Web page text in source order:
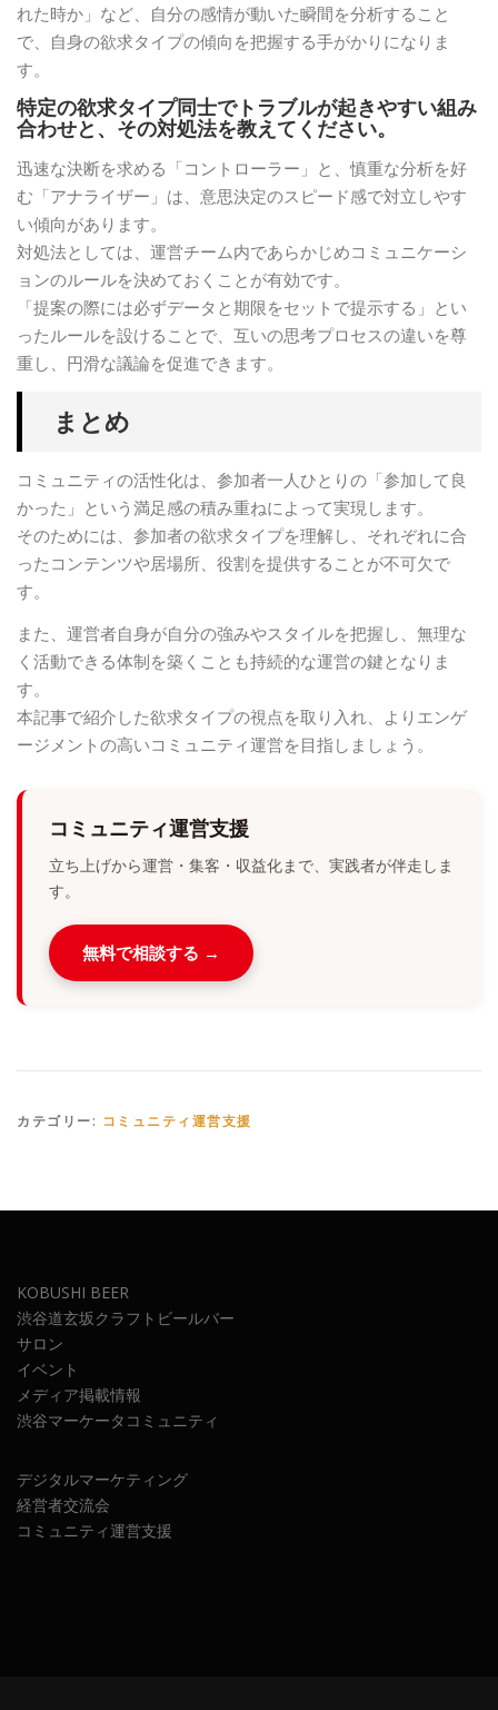
れた時か」など、自分の感情が動いた瞬間を分析すること
で、自身の欲求タイプの傾向を把握する手がかりになりま
す。
特定の欲求タイプ同士でトラブルが起きやすい組み
合わせと、その対処法を教えてください。
迅速な決断を求める「コントローラー」と、慎重な分析を好
む「アナライザー」は、意思決定のスピード感で対立しやす
い傾向があります。
対処法としては、運営チーム内であらかじめコミュニケーシ
ョンのルールを決めておくことが有効です。
「提案の際には必ずデータと期限をセットで提示する」とい
ったルールを設けることで、互いの思考プロセスの違いを尊
重し、円滑な議論を促進できます。
まとめ
コミュニティの活性化は、参加者一人ひとりの「参加して良
かった」という満足感の積み重ねによって実現します。
そのためには、参加者の欲求タイプを理解し、それぞれに合
ったコンテンツや居場所、役割を提供することが不可欠で
す。
また、運営者自身が自分の強みやスタイルを把握し、無理な
く活動できる体制を築くことも持続的な運営の鍵となりま
す。
本記事で紹介した欲求タイプの視点を取り入れ、よりエンゲ
ージメントの高いコミュニティ運営を目指しましょう。
コミュニティ運営支援
立ち上げから運営・集客・収益化まで、実践者が伴走しま
す。
無料で相談する →
カテゴリー: コミュニティ運営支援
KOBUSHI BEER
渋谷道玄坂クラフトビールバー
サロン
イベント
メディア掲載情報
渋谷マーケータコミュニティ
デジタルマーケティング
経営者交流会
コミュニティ運営支援